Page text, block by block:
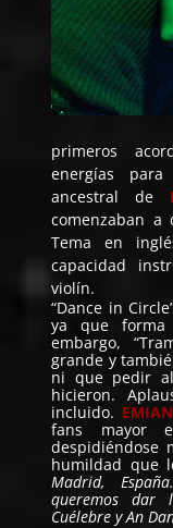
primeros
energías
ancestral de
comenzaban
Tema en
capacidad
violín.
“Dance in
ya que
embargo,
grande y
ni que pedir
hicieron.
incluido. EMIAN
fans mayor
despidiéndose
humildad que
Madrid,
queremos dar
Cuélebre y An